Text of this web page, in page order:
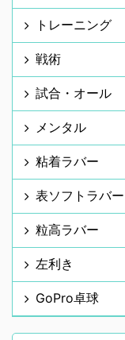
トレーニング
戦術
試合・オール
メンタル
粘着ラバー
表ソフトラバー
粒高ラバー
左利き
GoPro卓球